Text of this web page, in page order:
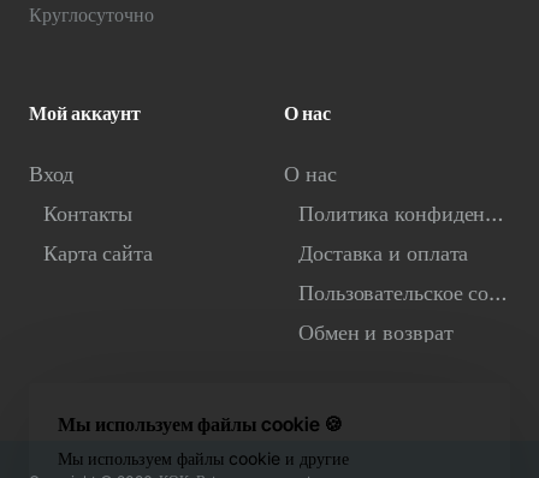
Мы используем файлы cookie 🍪
Мы используем файлы cookie и другие
Круглосуточно
Мой аккаунт
Вход
Контакты
Карта сайта
О нас
О нас
Политика конфиденциальности
Доставка и оплата
Пользовательское соглашение
Обмен и возврат